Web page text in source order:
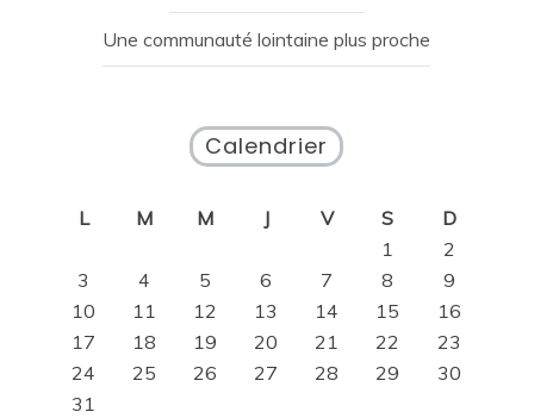
Une communauté lointaine plus proche
Calendrier
L M M J V S
D
1
2
3
4 5 6 7 8
9
10
11 12 13 14 15
16
17
18 19 20 21 22
23
24
25 26 27 28 29
30
31